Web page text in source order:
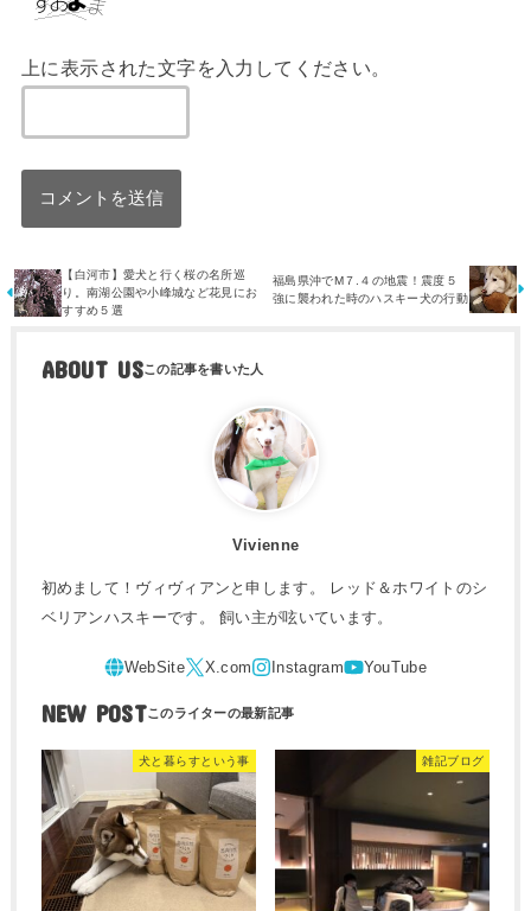
上に表示された文字を入力してください。
【白河市】愛犬と行く桜の名所巡
り。南湖公園や小峰城など花見にお
すすめ５選
福島県沖でM７.４の地震！震度５
強に襲われた時のハスキー犬の行動
ABOUT US
Vivienne
初めまして！ヴィヴィアンと申します。 レッド＆ホワイトのシ
ベリアンハスキーです。 飼い主が呟いています。
NEW POST
犬と暮らすという事 雑記ブログ